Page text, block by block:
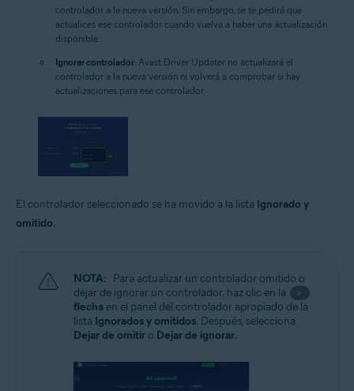
controlador a la nueva versión. Sin embargo, se te pedirá que
actualices ese controlador cuando vuelva a haber una actualización
disponible.
Ignorar controlador: Avast Driver Updater no actualizará el
controlador a la nueva versión ni volverá a comprobar si hay
actualizaciones para ese controlador.
El controlador seleccionado se ha movido a la lista Ignorado y
omitido.
NOTA: Para actualizar un controlador omitido o
dejar de ignorar un controlador, haz clic en la
>
flecha en el panel del controlador apropiado de la
lista Ignorados y omitidos. Después, selecciona
Dejar de omitir o Dejar de ignorar.